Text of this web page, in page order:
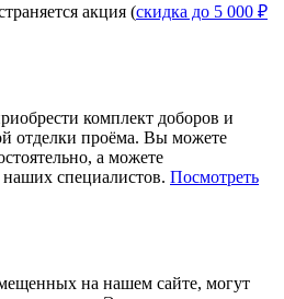
акция (скидка до 5 000 ₽
комплект доборов и
отделки проёма. Вы можете
а можете
наших специалистов. Посмотреть
на нашем сайте, могут